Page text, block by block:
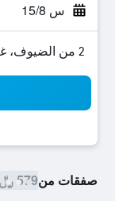
س 15/8
2 من الضيوف، غرفة واحدة
صفقات من579 ﷼